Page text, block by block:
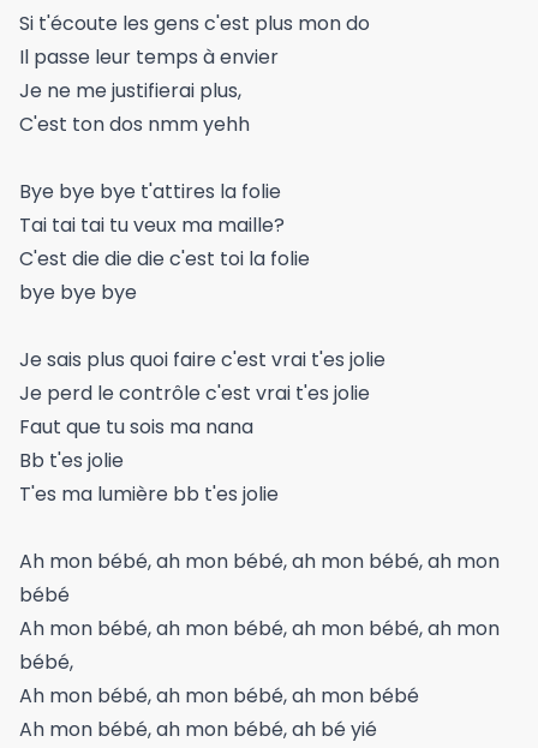
Si t'écoute les gens c'est plus mon do
Il passe leur temps à envier
Je ne me justifierai plus,
C'est ton dos nmm yehh
Bye bye bye t'attires la folie
Tai tai tai tu veux ma maille?
C'est die die die c'est toi la folie
bye bye bye
Je sais plus quoi faire c'est vrai t'es jolie
Je perd le contrôle c'est vrai t'es jolie
Faut que tu sois ma nana
Bb t'es jolie
T'es ma lumière bb t'es jolie
Ah mon bébé, ah mon bébé, ah mon bébé, ah mon
bébé
Ah mon bébé, ah mon bébé, ah mon bébé, ah mon
bébé,
Ah mon bébé, ah mon bébé, ah mon bébé
Ah mon bébé, ah mon bébé, ah bé yié